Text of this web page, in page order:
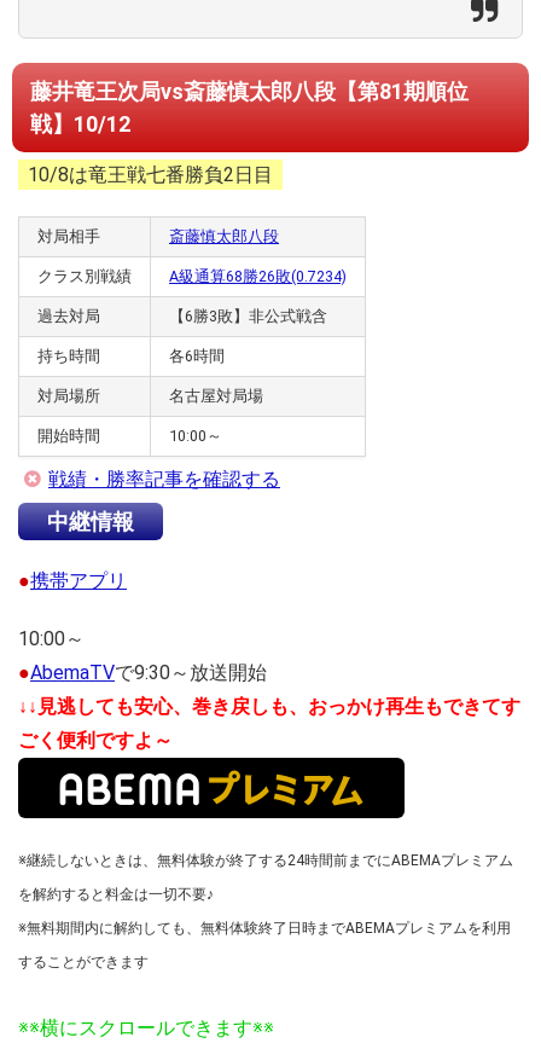
藤井竜王次局vs斎藤慎太郎八段【第81期順位
戦】10/12
10/8は竜王戦七番勝負2日目
対局相手 斎藤慎太郎八段
クラス別戦績 A級通算68勝26敗(0.7234)
過去対局 【6勝3敗】非公式戦含
持ち時間 各6時間
対局場所 名古屋対局場
開始時間 10:00～
戦績・勝率記事を確認する
中継情報
●携帯アプリ
10:00～
●AbemaTVで9:30～放送開始
↓↓見逃しても安心、巻き戻しも、おっかけ再生もできてす
ごく便利ですよ～
※継続しないときは、無料体験が終了する24時間前までにABEMAプレミアム
を解約すると料金は一切不要♪
※無料期間内に解約しても、無料体験終了日時までABEMAプレミアムを利用
することができます
※※横にスクロールできます※※